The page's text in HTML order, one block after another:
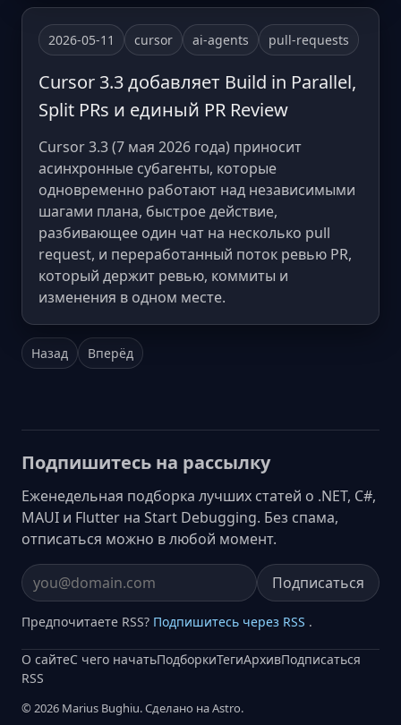
2026-05-11 cursor ai-agents pull-requests
Cursor 3.3 добавляет Build in Parallel,
Split PRs и единый PR Review
Cursor 3.3 (7 мая 2026 года) приносит
асинхронные субагенты, которые
одновременно работают над независимыми
шагами плана, быстрое действие,
разбивающее один чат на несколько pull
request, и переработанный поток ревью PR,
который держит ревью, коммиты и
изменения в одном месте.
Назад Вперёд
Подпишитесь на рассылку
Еженедельная подборка лучших статей о .NET, C#,
MAUI и Flutter на Start Debugging. Без спама,
отписаться можно в любой момент.
Email address Подписаться
Предпочитаете RSS? Подпишитесь через RSS .
О сайтеС чего начатьПодборкиТегиАрхивПодписаться
RSS
© 2026 Marius Bughiu. Сделано на Astro.